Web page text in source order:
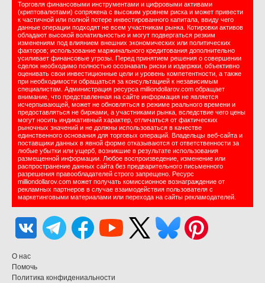
Торговля финансовыми инструментами и цифровыми активами
(криптовалютами) сопряжена с высоким уровнем риска и может привести
к частичной или полной потере инвестированного капитала, ввиду чего
данные операции подходят не всем участникам рынка. Котировки активов
обладают высокой волатильностью и могут подвергаться резким
изменениям под влиянием внешних экономических или политических
факторов; использование маржинального кредитования дополнительно
усиливает финансовые угрозы. Перед принятием решения о совершении
сделок необходимо полностью осознавать риски и издержки, объективно
оценивать свои инвестиционные цели и уровень компетентности, а также
при необходимости обращаться за консультацией к независимым
специалистам. Администрация ресурса milliondollarov.com обращает
внимание, что представленная на сайте информация не является
исчерпывающей, может не обновляться в режиме реального времени и
предоставляться не биржами, а участниками рынка, вследствие чего цены
могут носить индикативный характер, отличаться от фактических
рыночных значений и не должны использоваться в качестве
единственного основания для торговых операций. Владельцы веб-сайта и
поставщики данных в явной форме отказываются от ответственности за
любые убытки или ущерб, возникшие в результате использования
размещенной информации. Любое воспроизведение, изменение или
распространение данных сайта без предварительного письменного
разрешения правообладателей строго запрещено. Ресурс
milliondollarov.com может получать комиссионное вознаграждение от
рекламных партнеров в случае взаимодействия пользователя с
маркетинговыми материалами или перехода на сайты рекламодателей.
О нас
Помочь
Политика конфидениальности